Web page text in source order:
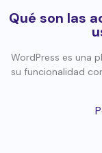
Qué son las
WordPress es una
su funcionalidad